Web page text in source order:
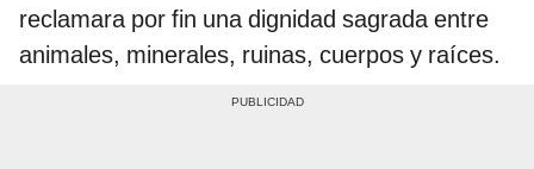
reclamara por fin una dignidad sagrada entre
animales, minerales, ruinas, cuerpos y raíces.